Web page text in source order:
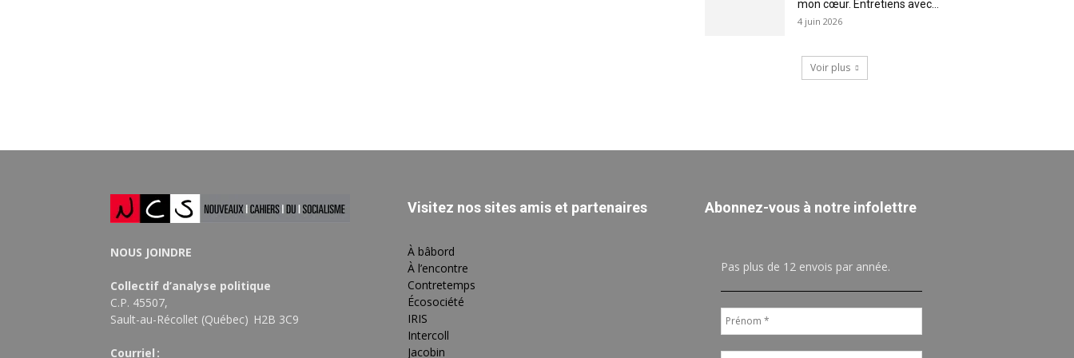
mon cœur. Entretiens avec...
4 juin 2026
Voir plus
NOUS JOINDRE
Collectif d’analyse politique
C.P. 45507,
Sault-au-Récollet (Québec) H2B 3C9
Courriel :
Visitez nos sites amis et partenaires
À bâbord
À l’encontre
Contretemps
Écosociété
IRIS
Intercoll
Jacobin
Abonnez-vous à notre infolettre
Pas plus de 12 envois par année.